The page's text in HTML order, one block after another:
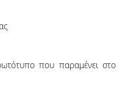
που παραμένει στο